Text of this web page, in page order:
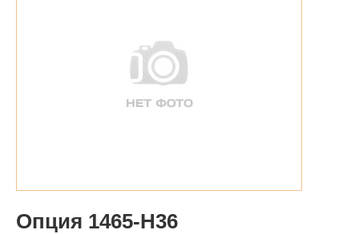
Опция 1465-H36